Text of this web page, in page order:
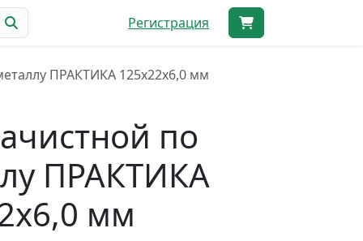
Регистрация
ПРАКТИКА 125х22х6,0 мм
по
ПРАКТИКА
мм